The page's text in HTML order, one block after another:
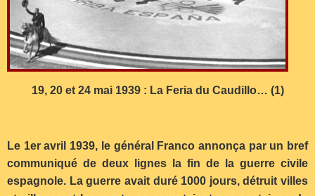
19, 20 et 24 mai 1939 : La Feria du Caudillo… (1)
Le 1er avril 1939, le général Franco annonça par un bref
communiqué de deux lignes la fin de la guerre civile
espagnole. La guerre avait duré 1000 jours, détruit villes